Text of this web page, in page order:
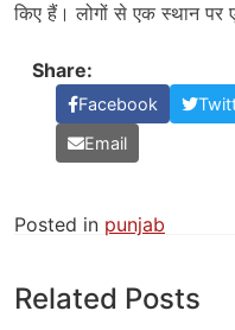
किए हैं। लोगों से एक स्थान पर
Share:
Facebook
Email
Posted in punjab
Related Posts